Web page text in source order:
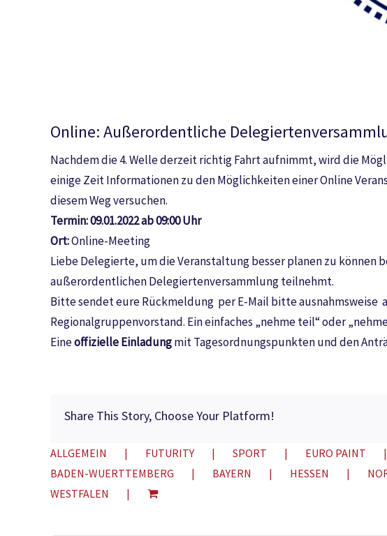
Online: Außerordentliche
Nachdem die 4. Welle derzeit richtig Fahrt aufnimmt, wird die
einige Zeit Informationen zu den Möglichkeiten einer Online
diesem Weg versuchen.
Termin: 09.01.2022 ab 09:00 Uhr
Ort:Online-Meeting
Liebe Delegierte, um die Veranstaltung besser planen zu
außerordentlichen Delegiertenversammlung teilnehmt.
Bitte sendet eure Rückmeldung per E-Mail bitte ausnahmsweise
Regionalgruppenvorstand. Ein einfaches „nehme teil“ oder
Eineoffizielle Einladungmit Tagesordnungspunkten und den
Share This Story, Choose Your Platform!
ALLGEMEIN FUTURITY SPORT EURO PAINT
BADEN-WUERTTEMBERG
BAYERN HESSEN
WESTFALEN